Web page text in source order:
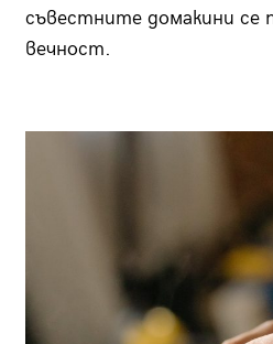
съвестните домакини се
вечност.